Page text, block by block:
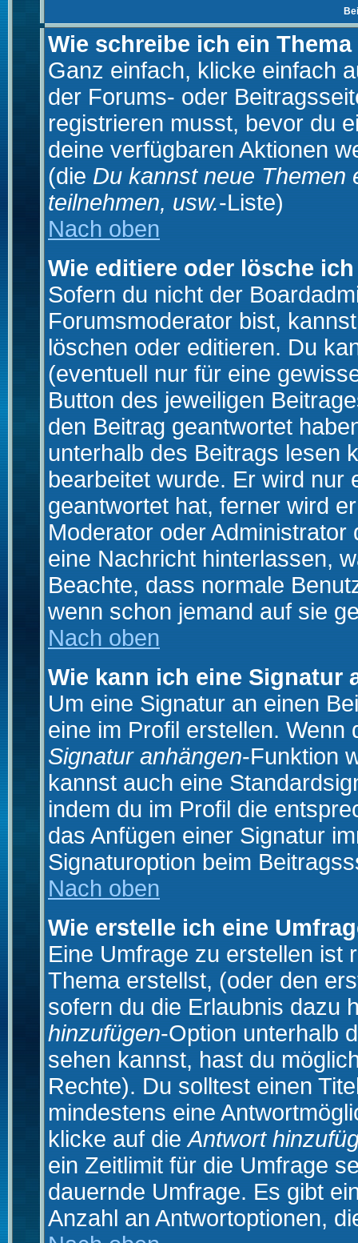
Wie schreibe ich ein
Ganz einfach, klicke einfach
der Forums- oder
registrieren musst, bevor du
deine verfügbaren Aktionen
(die Du kannst neue Themen
teilnehmen, usw.-Liste)
Nach oben
Wie editiere oder lösche
Sofern du nicht der
Forumsmoderator bist,
löschen oder editieren. Du
(eventuell nur für eine
Button des jeweiligen
den Beitrag geantwortet
unterhalb des Beitrags lesen
bearbeitet wurde. Er wird nur
geantwortet hat, ferner wird
Moderator oder
eine Nachricht hinterlassen,
Beachte, dass normale
wenn schon jemand auf sie
Nach oben
Wie kann ich eine Signatur
Um eine Signatur an einen
eine im Profil erstellen.
Signatur anhängen-Funktion
kannst auch eine
indem du im Profil die
das Anfügen einer Signatur
Signaturoption beim
Nach oben
Wie erstelle ich eine
Eine Umfrage zu erstellen ist
Thema erstellst, (oder den
sofern du die Erlaubnis dazu
hinzufügen-Option unterhalb
sehen kannst, hast du
Rechte). Du solltest einen
mindestens eine
klicke auf dieAntwort
ein Zeitlimit für die Umfrage
dauernde Umfrage. Es gibt
Anzahl an Antwortoptionen,